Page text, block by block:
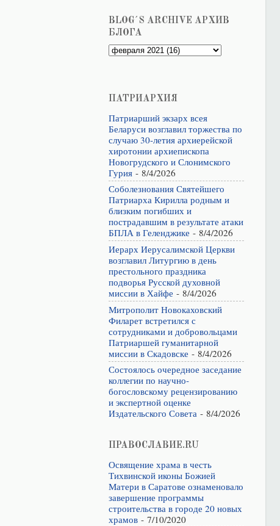
BLOG´S ARCHIVE АРХИВ
БЛОГА
ПАТРИАРХИЯ
Патриарший экзарх всея
Беларуси возглавил торжества по
случаю 30-летия архиерейской
хиротонии архиепископа
Новогрудского и Слонимского
Гурия- 8/4/2026
Соболезнования Святейшего
Патриарха Кирилла родным и
близким погибших и
пострадавшим в результате атаки
БПЛА в Геленджике - 8/4/2026
Иерарх Иерусалимской Церкви
возглавил Литургию в день
престольного праздника
подворья Русской духовной
миссии в Хайфе - 8/4/2026
Митрополит Новокаховский
Филарет встретился с
сотрудниками и добровольцами
Патриаршей гуманитарной
миссии в Скадовске - 8/4/2026
Состоялось очередное заседание
коллегии по научно-
богословскому рецензированию
и экспертной оценке
Издательского Совета- 8/4/2026
ПРАВОСЛАВИЕ.RU
Освящение храма в честь
Тихвинской иконы Божией
Матери в Саратове ознаменовало
завершение программы
строительства в городе 20 новых
храмов- 7/10/2020